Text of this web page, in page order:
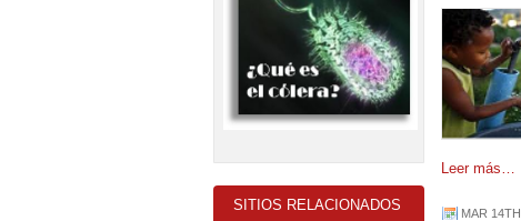
Leer más…
MAR
SITIOS RELACIONADOS